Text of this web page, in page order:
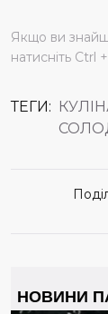
Якщо ви
натисніть Ctrl
ТЕГИ: